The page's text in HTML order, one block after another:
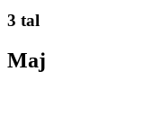
3 tal
Maj